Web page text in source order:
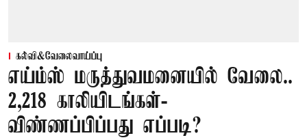
கல்வி&வேலைவாய்ப்பு
எய்ம்ஸ் மருத்துவமனையில் வேலை..
2,218 காலியிடங்கள்-
விண்ணப்பிப்பது எப்படி?